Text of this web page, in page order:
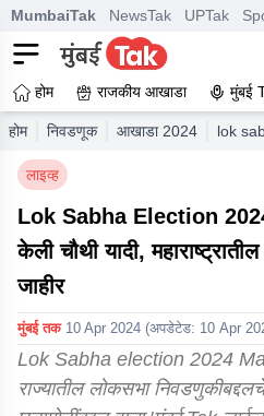
MumbaiTak NewsTak UPTak
होम राजकीय आखाडा मुंबई
होम निवडणूक आखाडा 2024 lok
लाइव्ह
Lok Sabha Election
केली चौथी यादी,
जाहीर
मुंबई तक 10 Apr 2024 (अपडेटेड: 10 Apr
Lok Sabha election 2024
राज्यातील लोकसभा